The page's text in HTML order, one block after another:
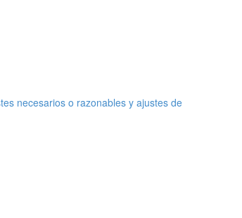
necesarios o razonables y ajustes de